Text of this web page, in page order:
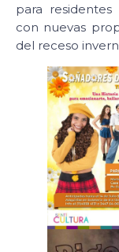
para residentes
con nuevas
del receso